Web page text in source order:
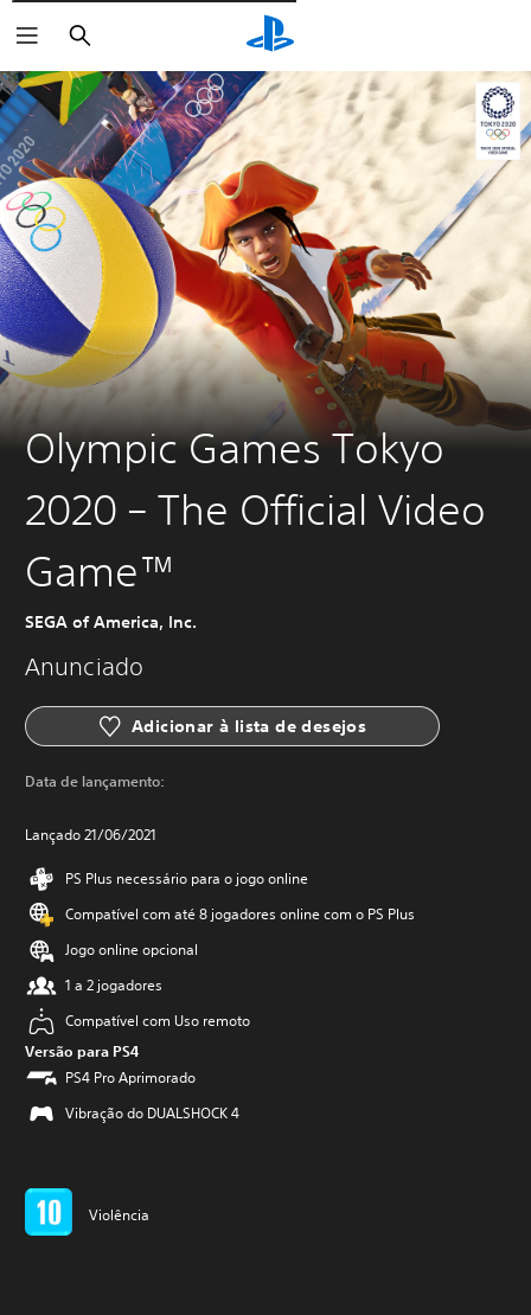
Pesquisar
Olympic Games Tokyo
2020 – The Official Video
Game™
SEGA of America, Inc.
Anunciado
Adicionar à lista de desejos
Data de lançamento:
Lançado 21/06/2021
PS Plus necessário para o jogo online
Compatível com até 8 jogadores online com o PS Plus
Jogo online opcional
1 a 2 jogadores
Compatível com Uso remoto
Versão para PS4
PS4 Pro Aprimorado
Vibração do DUALSHOCK 4
Violência